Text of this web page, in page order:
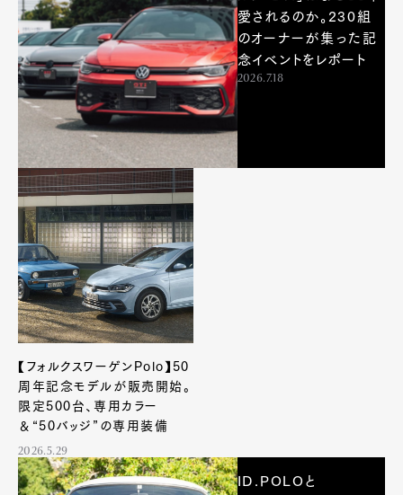
愛されるのか。230組
のオーナーが集った記
念イベントをレポート
2026.7.18
【フォルクスワーゲンPolo】50
周年記念モデルが販売開始。
限定500台、専用カラー
＆“50バッジ”の専用装備
2026.5.29
ID.POLOと